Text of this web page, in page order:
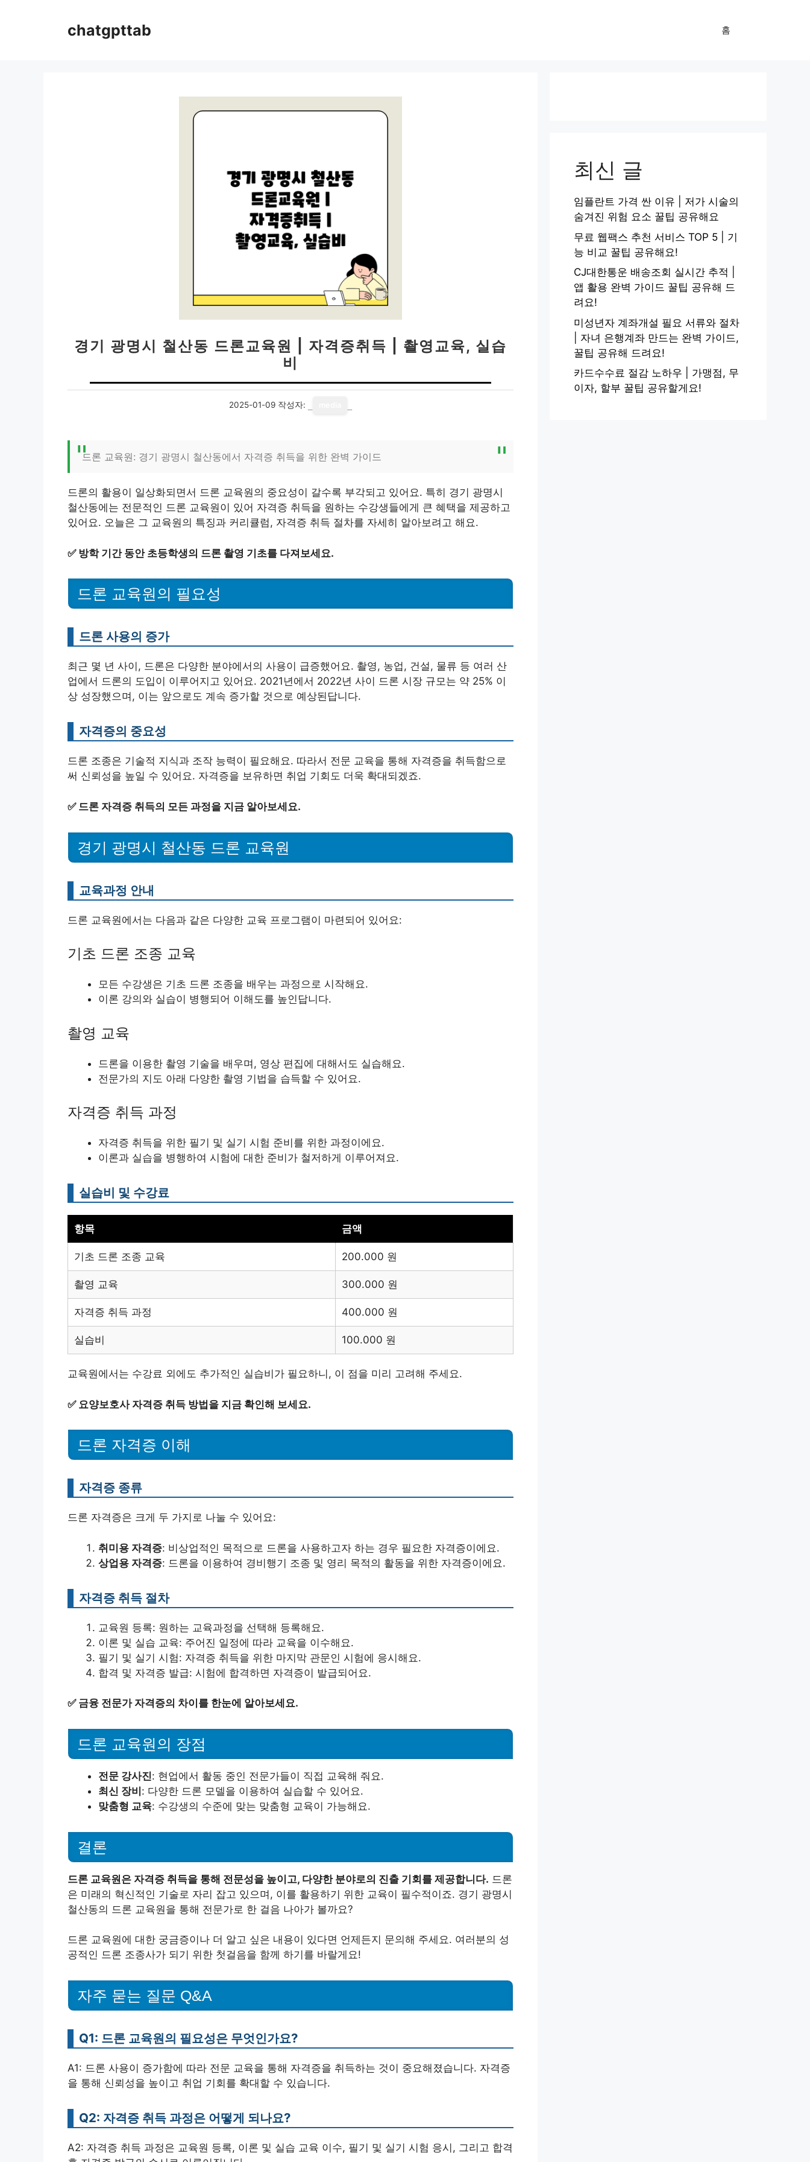
chatgpttab 홈
경기 광명시 철산동 드론교육원 | 자격증취득 | 촬영교육, 실습
비
2025-01-09 작성자:
드론 교육원: 경기 광명시 철산동에서 자격증 취득을 위한 완벽 가이드
드론의 활용이 일상화되면서 드론 교육원의 중요성이 갈수록 부각되고 있어요. 특히 경기 광명시
철산동에는 전문적인 드론 교육원이 있어 자격증 취득을 원하는 수강생들에게 큰 혜택을 제공하고
있어요. 오늘은 그 교육원의 특징과 커리큘럼, 자격증 취득 절차를 자세히 알아보려고 해요.
✅ 방학 기간 동안 초등학생의 드론 촬영 기초를 다져보세요.
드론 교육원의 필요성
드론 사용의 증가
최근 몇 년 사이, 드론은 다양한 분야에서의 사용이 급증했어요. 촬영, 농업, 건설, 물류 등 여러 산
업에서 드론의 도입이 이루어지고 있어요. 2021년에서 2022년 사이 드론 시장 규모는 약 25% 이
상 성장했으며, 이는 앞으로도 계속 증가할 것으로 예상된답니다.
자격증의 중요성
드론 조종은 기술적 지식과 조작 능력이 필요해요. 따라서 전문 교육을 통해 자격증을 취득함으로
써 신뢰성을 높일 수 있어요. 자격증을 보유하면 취업 기회도 더욱 확대되겠죠.
✅ 드론 자격증 취득의 모든 과정을 지금 알아보세요.
경기 광명시 철산동 드론 교육원
교육과정 안내
드론 교육원에서는 다음과 같은 다양한 교육 프로그램이 마련되어 있어요:
기초 드론 조종 교육
모든 수강생은 기초 드론 조종을 배우는 과정으로 시작해요.
이론 강의와 실습이 병행되어 이해도를 높인답니다.
촬영 교육
드론을 이용한 촬영 기술을 배우며, 영상 편집에 대해서도 실습해요.
전문가의 지도 아래 다양한 촬영 기법을 습득할 수 있어요.
자격증 취득 과정
자격증 취득을 위한 필기 및 실기 시험 준비를 위한 과정이에요.
이론과 실습을 병행하여 시험에 대한 준비가 철저하게 이루어져요.
실습비 및 수강료
항목 금액
기초 드론 조종 교육 200.000 원
촬영 교육 300.000 원
자격증 취득 과정 400.000 원
실습비 100.000 원
교육원에서는 수강료 외에도 추가적인 실습비가 필요하니, 이 점을 미리 고려해 주세요.
✅ 요양보호사 자격증 취득 방법을 지금 확인해 보세요.
드론 자격증 이해
자격증 종류
드론 자격증은 크게 두 가지로 나눌 수 있어요:
취미용 자격증: 비상업적인 목적으로 드론을 사용하고자 하는 경우 필요한 자격증이에요.
상업용 자격증: 드론을 이용하여 경비행기 조종 및 영리 목적의 활동을 위한 자격증이에요.
자격증 취득 절차
교육원 등록: 원하는 교육과정을 선택해 등록해요.
이론 및 실습 교육: 주어진 일정에 따라 교육을 이수해요.
필기 및 실기 시험: 자격증 취득을 위한 마지막 관문인 시험에 응시해요.
합격 및 자격증 발급: 시험에 합격하면 자격증이 발급되어요.
✅ 금융 전문가 자격증의 차이를 한눈에 알아보세요.
드론 교육원의 장점
전문 강사진: 현업에서 활동 중인 전문가들이 직접 교육해 줘요.
최신 장비 : 다양한 드론 모델을 이용하여 실습할 수 있어요.
맞춤형 교육: 수강생의 수준에 맞는 맞춤형 교육이 가능해요.
결론
드론 교육원은 자격증 취득을 통해 전문성을 높이고, 다양한 분야로의 진출 기회를 제공합니다. 드론
은 미래의 혁신적인 기술로 자리 잡고 있으며, 이를 활용하기 위한 교육이 필수적이죠. 경기 광명시
철산동의 드론 교육원을 통해 전문가로 한 걸음 나아가 볼까요?
드론 교육원에 대한 궁금증이나 더 알고 싶은 내용이 있다면 언제든지 문의해 주세요. 여러분의 성
공적인 드론 조종사가 되기 위한 첫걸음을 함께 하기를 바랄게요!
자주 묻는 질문 Q&A
Q1: 드론 교육원의 필요성은 무엇인가요?
A1: 드론 사용이 증가함에 따라 전문 교육을 통해 자격증을 취득하는 것이 중요해졌습니다. 자격증
을 통해 신뢰성을 높이고 취업 기회를 확대할 수 있습니다.
Q2: 자격증 취득 과정은 어떻게 되나요?
A2: 자격증 취득 과정은 교육원 등록, 이론 및 실습 교육 이수, 필기 및 실기 시험 응시, 그리고 합격
최신 글
임플란트 가격 싼 이유 | 저가 시술의
숨겨진 위험 요소 꿀팁 공유해요
무료 웹팩스 추천 서비스 TOP 5 | 기
능 비교 꿀팁 공유해요!
CJ대한통운 배송조회 실시간 추적 |
앱 활용 완벽 가이드 꿀팁 공유해 드
려요!
미성년자 계좌개설 필요 서류와 절차
| 자녀 은행계좌 만드는 완벽 가이드,
꿀팁 공유해 드려요!
카드수수료 절감 노하우 | 가맹점, 무
이자, 할부 꿀팁 공유할게요!